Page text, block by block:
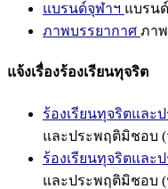
แบรนด์จุฬาฯ แบรน
ภาพบรรยากาศ ภา
แจ้งเรื่องร้องเรียนทุจริต
ร้องเรียนทุจริตและ
และประพฤติมิชอบ (
ร้องเรียนทุจริตและ
และประพฤติมิชอบ